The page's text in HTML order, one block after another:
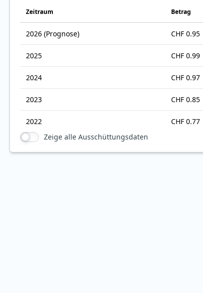
Zeitraum Betrag
2026 (Prognose) CHF 0.95
2025 CHF 0.99
2024 CHF 0.97
2023 CHF 0.85
2022 CHF 0.77
Zeige alle Ausschüttungsdaten